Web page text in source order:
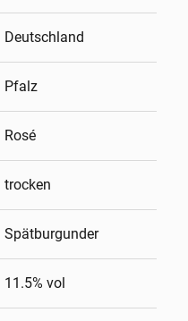
Deutschland
Pfalz
Rosé
trocken
Spätburgunder
11.5% vol